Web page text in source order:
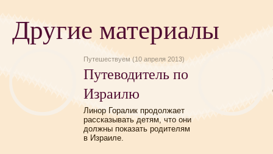
Другие материалы
Путешествуем (10 апреля 2013)
Путеводитель по
Израилю
Линор Горалик продолжает
рассказывать детям, что они
должны показать родителям
в Израиле.